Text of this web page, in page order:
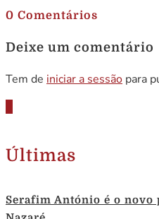
0 Comentários
Deixe um comentário
Tem de iniciar a sessão para
Últimas
Serafim António é o novo